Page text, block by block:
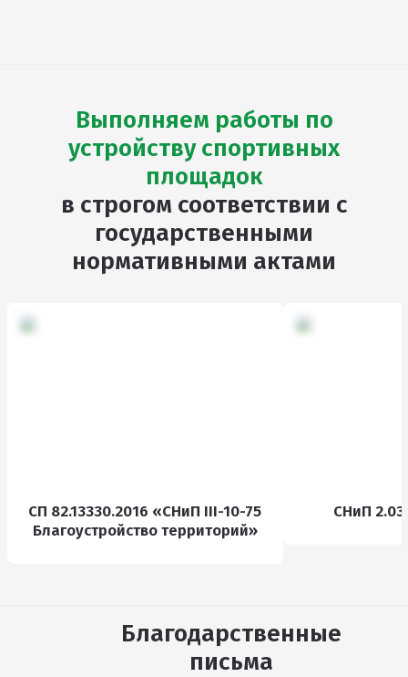
Выполняем работы по
устройству спортивных
площадок
в строгом соответствии с
государственными
нормативными актами
СП 82.13330.2016 «СНиП III-10-75
Благоустройство территорий»
СНиП
Благодарственные
письма